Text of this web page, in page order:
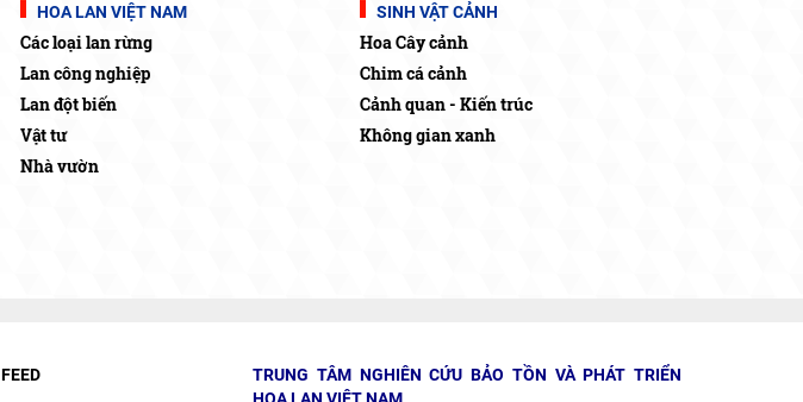
HOA LAN VIỆT NAM
Các loại lan rừng
Lan công nghiệp
Lan đột biến
Vật tư
Nhà vườn
SINH VẬT CẢNH
Hoa Cây cảnh
Chim cá cảnh
Cảnh quan - Kiến trúc
Không gian xanh
FEED
TRUNG TÂM NGHIÊN CỨU BẢO TỒN VÀ PHÁT TRIỂN
HOA LAN VIỆT NAM